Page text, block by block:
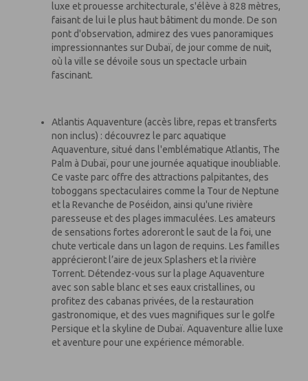
luxe et prouesse architecturale, s'élève à 828 mètres,
faisant de lui le plus haut bâtiment du monde. De son
pont d'observation, admirez des vues panoramiques
impressionnantes sur Dubaï, de jour comme de nuit,
où la ville se dévoile sous un spectacle urbain
fascinant.
Atlantis Aquaventure (accès libre, repas et transferts
non inclus) : découvrez le parc aquatique
Aquaventure, situé dans l'emblématique Atlantis, The
Palm à Dubaï, pour une journée aquatique inoubliable.
Ce vaste parc offre des attractions palpitantes, des
toboggans spectaculaires comme la Tour de Neptune
et la Revanche de Poséidon, ainsi qu'une rivière
paresseuse et des plages immaculées. Les amateurs
de sensations fortes adoreront le saut de la foi, une
chute verticale dans un lagon de requins. Les familles
apprécieront l’aire de jeux Splashers et la rivière
Torrent. Détendez-vous sur la plage Aquaventure
avec son sable blanc et ses eaux cristallines, ou
profitez des cabanas privées, de la restauration
gastronomique, et des vues magnifiques sur le golfe
Persique et la skyline de Dubaï. Aquaventure allie luxe
et aventure pour une expérience mémorable.